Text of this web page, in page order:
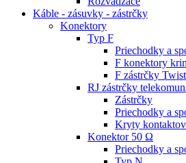
Káble - zásuvky - zástrčky
Konektory
Typ F
Priechodky a
F konektory
F zástrčky Twist
RJ zástrčky
Zástrčky
Priechodky a
Kryty kontaktov
Konektor 50 Ω
Priechodky a